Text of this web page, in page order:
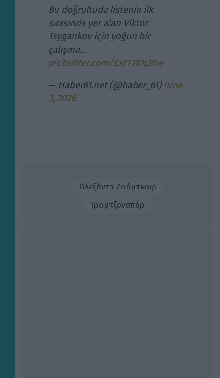
Bu doğrultuda listenin ilk
sırasında yer alan Viktor
Tsygankov için yoğun bir
çalışma…
pic.twitter.com/ExFFROL9he
— Haber61.net (@haber_61) June
3, 2026
Ολεξάντρ Ζούμπκοφ
Τραμπζονσπόρ